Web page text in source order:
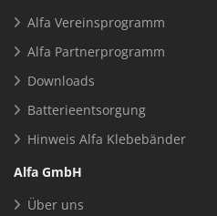
Alfa Vereinsprogramm
Alfa Partnerprogramm
Downloads
Batterieentsorgung
Hinweis Alfa Klebebänder
Alfa GmbH
Über uns